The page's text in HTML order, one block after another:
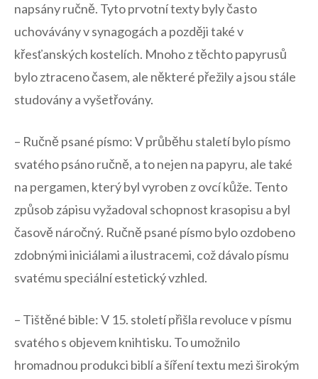
napsány ručně. Tyto ⁢prvotní‌ texty byly často
uchovávány ​v synagogách a později také ‍v
křesťanských‍ kostelích. Mnoho z těchto papyrusů
bylo ztraceno‌ časem, ale některé přežily⁣ a ⁢jsou⁣ stále
studovány a vyšetřovány.
– Ručně‌ psané písmo: V⁤ průběhu staletí bylo písmo
svatého⁣ psáno ručně, a to⁢ nejen‍ na papyru, ale také
na pergamen,⁢ který ​byl vyroben z ovcí kůže.⁢ Tento
způsob zápisu vyžadoval schopnost krasopisu a byl
časově náročný.⁣ Ručně psané písmo bylo ozdobeno​
zdobnými iniciálami a ilustracemi,‍ což dávalo písmu
svatému‌ speciální estetický vzhled.
– ​Tištěné bible:‍ V 15. století přišla revoluce v písmu
svatého s objevem ⁤knihtisku. ‌To umožnilo
hromadnou⁤ produkci biblí a šíření textu⁤ mezi širokým